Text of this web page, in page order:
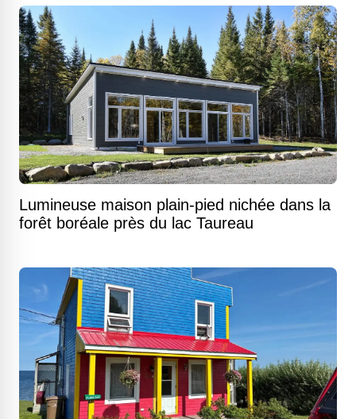
Lumineuse maison plain-pied nichée dans la
forêt boréale près du lac Taureau